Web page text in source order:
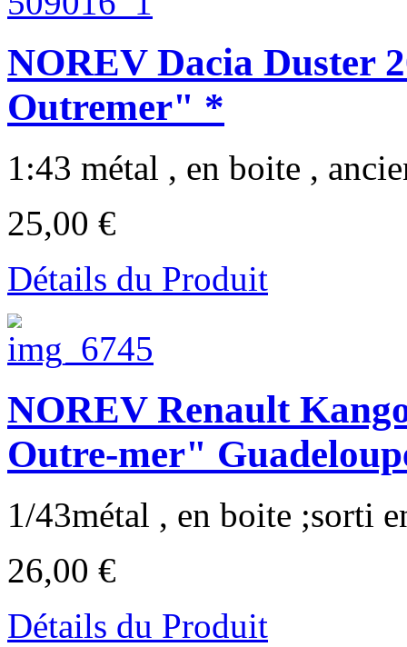
NOREV Dacia Duster
Outremer" *
1:43 métal , en boite ,
25,00 €
Détails du Produit
NOREV Renault
Outre-mer"
1/43métal , en boite ;sorti
26,00 €
Détails du Produit